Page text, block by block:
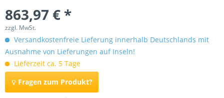
863,97 € *
zzgl. MwSt.
Versandkostenfreie Lieferung innerhalb Deutschlands mit
Ausnahme von Lieferungen auf Inseln!
Lieferzeit ca. 5 Tage
Fragen zum Produkt?